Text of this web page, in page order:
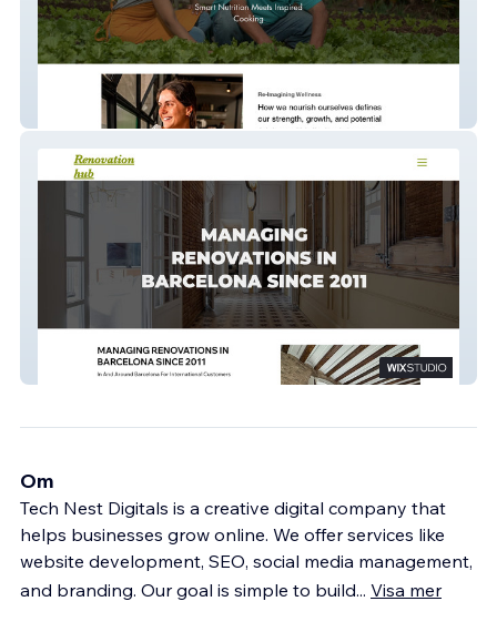
freshfolk.shop
Renovate Manager
Om
Tech Nest Digitals is a creative digital company that
helps businesses grow online. We offer services like
website development, SEO, social media management,
and branding. Our goal is simple to build... Visa mer